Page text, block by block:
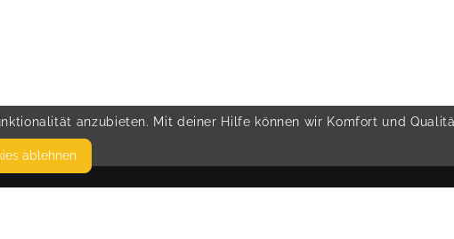
anzubieten. Mit deiner Hilfe können wir Komfort und
ablehnen